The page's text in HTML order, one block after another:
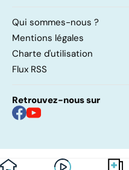
Qui sommes-nous ?
Mentions légales
Charte d'utilisation
Flux RSS
Retrouvez-nous sur